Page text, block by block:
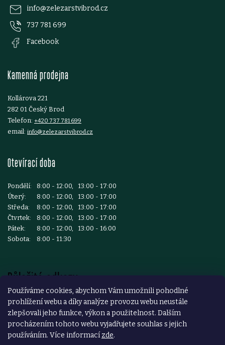
Používáme cookies, abychom Vám umožnili pohodlné
prohlížení webu a díky analýze provozu webu neustále
zlepšovali jeho funkce, výkon a použitelnost. Dalším
procházením tohoto webu vyjadřujete souhlas s jejich
používáním. Více informací zde.
info@zelezarstvibrod.cz
737 781 699
Facebook
Kamenná prodejna
Kollárova 221
282 01 Český Brod
Telefon: +420 737 781 699
email: info@zelezarstvibrod.cz
Otevírací doba
Pondělí:
8:00 - 12:00, 13:00 - 17:00
Úterý:
8:00 - 12:00, 13:00 - 17:00
Středa:
8:00 - 12:00, 13:00 - 17:00
Čtvrtek:
8:00 - 12:00, 13:00 - 17:00
Pátek:
8:00 - 12:00, 13:00 - 16:00
Sobota:
8:00 - 11:30
Důležité odkazy
Reklamace a vrácení zboží
Obchodní podmínky
Podmínky ochrany osobních údajů